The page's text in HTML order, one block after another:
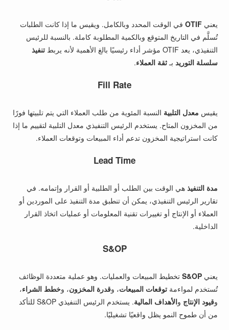
يعنيOTIF في الوقت المحدد وبالكامل. ويقيس ما إذا كانت الطلبات
تُسلَّم في التاريخ المتوقع وبالكمية المطلوبة كاملة. بالنسبة للرئيس
التنفيذي، يعد OTIF مؤشر أداء رئيسيًا بالغ الأهمية لأنه يربط
تنفيذ
سلسلة التوريد بـثقة العملاء.
Fill Rate
يقيس معدل التلبية النسبة المئوية من طلب العملاء التي يتم تلبيتها فورًا
من المخزون المتاح. يستخدم الرئيس التنفيذي معدل التلبية لتقييم ما إذا
كانت استراتيجية المخزون تدعم أداء المبيعات وتوقعات العملاء.
Lead Time
مدة التنفيذ هي الوقت بين الطلب أو الطلبية أو القرار وإتمامه. في
تقارير الرئيس التنفيذي، يمكن أن تنطبق مدة التنفيذ على الموردين أو
العملاء أو الإنتاج أو تغييرات تقنية المعلومات أو عمليات اتخاذ القرار
الداخلية.
S&OP
يعنيS&OP تخطيط المبيعات والعمليات. وهو عملية متعددة الوظائف
تُستخدم لمواءمةتوقعات المبيعات، وقدرة المخزون، وخطط الشراء،
وقيود الإنتاج والأهداف المالية
. يستخدم الرئيس التنفيذي S&OP للتأكد
من أن طموح النمو يظل واقعيًا تشغيليًا.